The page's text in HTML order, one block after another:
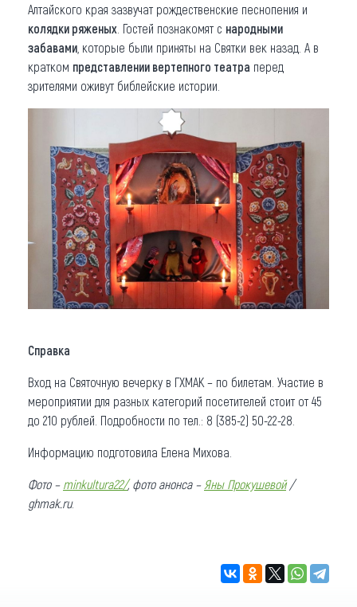
Алтайского края зазвучат рождественские песнопения и
колядки ряженых . Гостей познакомят с народными
забавами , которые были приняты на Святки век назад. А в
кратком представлении вертепного театра перед
зрителями оживут библейские истории.
Справка
Вход на Святочную вечерку в ГХМАК – по билетам. Участие в
мероприятии для разных категорий посетителей стоит от 45
до 210 рублей. Подробности по тел.: 8 (385-2) 50-22-28.
Информацию подготовила Елена Михова.
Фото – minkultura22/, фото анонса – Яны Прокушевой/
ghmak.ru.